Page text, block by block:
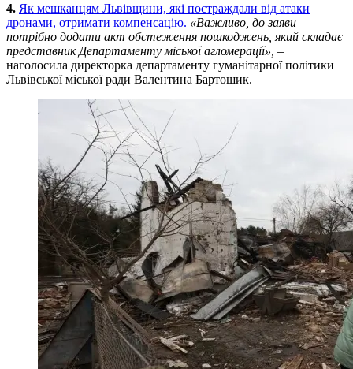
4. Як мешканцям Львівщини, які постраждали від атаки
дронами, отримати компенсацію. «Важливо, до заяви
потрібно додати акт обстеження пошкоджень, який складає
представник Департаменту міської агломерації», –
наголосила директорка департаменту гуманітарної політики
Львівської міської ради Валентина Бартошик.